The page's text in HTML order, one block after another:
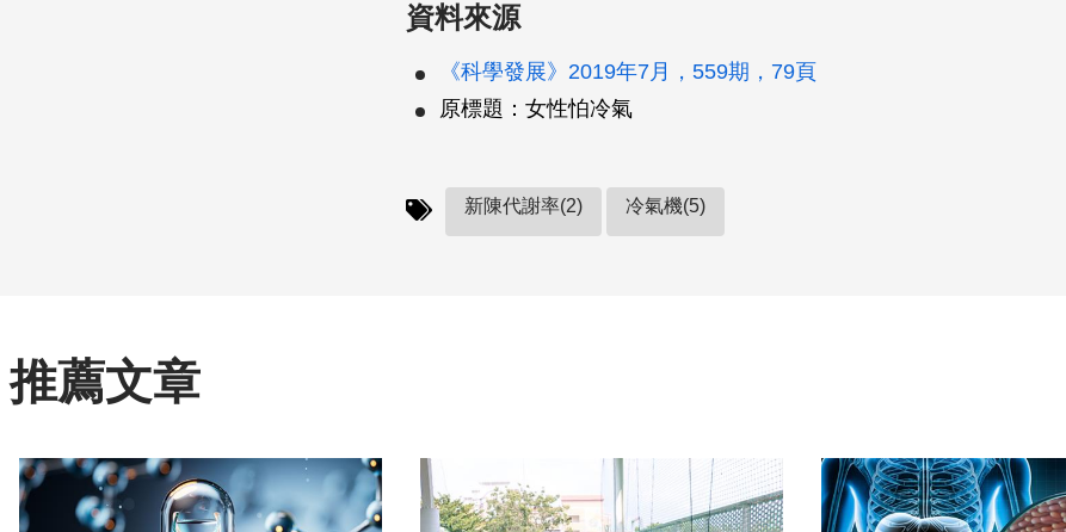
資料來源
《科學發展》2019年7月，559期，79頁
原標題：女性怕冷氣
新陳代謝率(2) 冷氣機(5)
推薦文章